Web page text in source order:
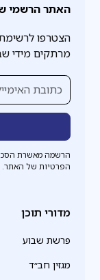
האתר הרשמי
הצטרפו
מרתקים מידי
הרשמה מאשרת
הפרטיות של האתר.
מדורי תוכן
פרשת שבוע
מגזין חב״ד